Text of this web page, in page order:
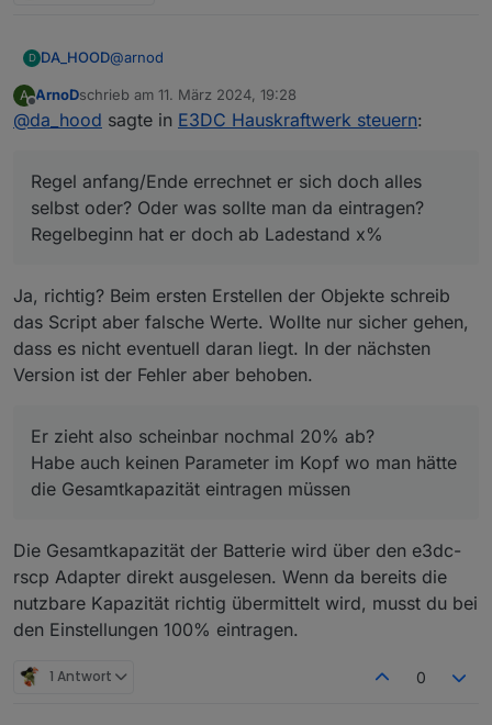
D DA_HOOD@arnod
Vielen lieben Dank!
morgen macht. Prognosen etc. Sind jetzt welche da,
was vorher nicht der Fall war.
Regel anfang/Ende errechnet er sich doch alles
selbst oder? Oder was sollte man da eintragen?
Regelbeginn hat er doch ab Ladestand x% 🤔.
Eine Frage noch:
hatte ich bei nutzbarer Kapazität 80% eingetragen
und dann hat er mit bei vollen Akku noch 8,8 kwh
verbleibend angezeigt. Er zieht also scheinbar
nochmal 20% ab?
Habe auch keinen Parameter im Kopf wo man hätte
A
Offline
ArnoDschrieb am 11. März 2024, 19:28
zuletzt editiert von
@da_hood sagte in E3DC Hauskraftwerk steuern:
Regel anfang/Ende errechnet er sich doch alles
selbst oder? Oder was sollte man da eintragen?
Regelbeginn hat er doch ab Ladestand x%
Ja, richtig? Beim ersten Erstellen der Objekte schreib
das Script aber falsche Werte. Wollte nur sicher gehen,
dass es nicht eventuell daran liegt. In der nächsten
Version ist der Fehler aber behoben.
Er zieht also scheinbar nochmal 20% ab?
Habe auch keinen Parameter im Kopf wo man hätte
die Gesamtkapazität eintragen müssen
Die Gesamtkapazität der Batterie wird über den e3dc-
rscp Adapter direkt ausgelesen. Wenn da bereits die
nutzbare Kapazität richtig übermittelt wird, musst du bei
den Einstellungen 100% eintragen.
1 Antwort 0